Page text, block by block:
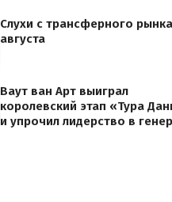
Слухи с трансферного
августа
Ваут ван Арт выиграл
королевский этап «Тура
и упрочил лидерство в